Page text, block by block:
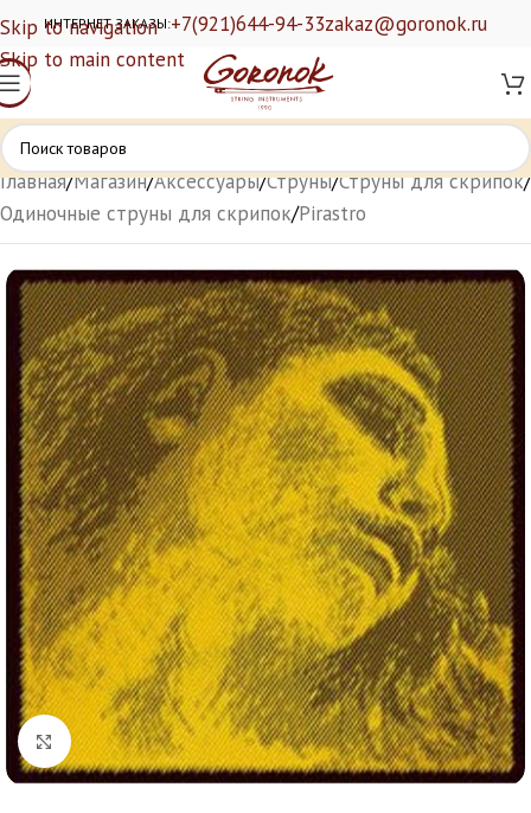
Skip to navigation
Skip to main content
ИНТЕРНЕТ ЗАКАЗЫ:+7(921)644-94-33zakaz@goronok.ru
Главная/Магазин/Аксессуары/Струны/Струны для скрипок/
Одиночные струны для скрипок/Pirastro
Нажмите, чтобы увеличить